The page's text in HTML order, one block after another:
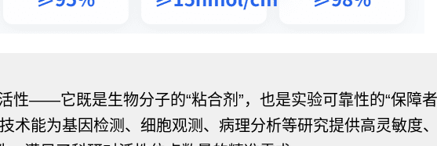
性——它既是生物分子的“粘合剂”，也是实验可靠性的“保障者
术能为基因检测、细胞观测、病理分析等研究提供高灵敏度